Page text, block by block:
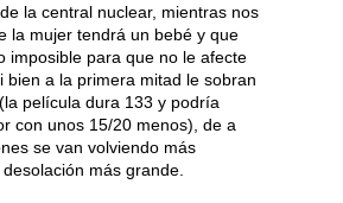
la central nuclear, mientras nos
la mujer tendrá un bebé y que
imposible para que no le afecte
bien a la primera mitad le sobran
película dura 133 y podría
con unos 15/20 menos), de a
se van volviendo más
más grande.